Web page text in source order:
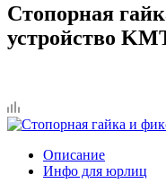
Стопорная
устройство
Описание
Инфо для юрлиц